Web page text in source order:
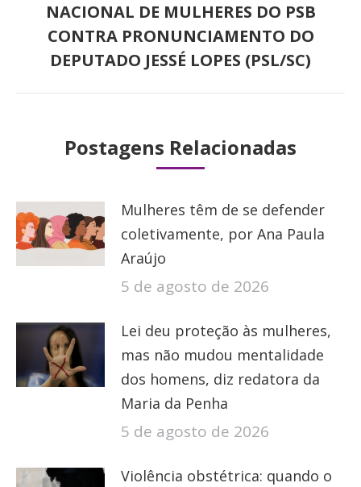
Próximo
post:
NACIONAL DE MULHERES DO PSB
CONTRA PRONUNCIAMENTO DO
DEPUTADO JESSÉ LOPES (PSL/SC)
Postagens Relacionadas
Mulheres têm de se defender
coletivamente, por Ana Paula
Araújo
5 de agosto de 2026
Lei deu proteção às mulheres,
mas não mudou mentalidade
dos homens, diz redatora da
Maria da Penha
5 de agosto de 2026
Violência obstétrica: quando o